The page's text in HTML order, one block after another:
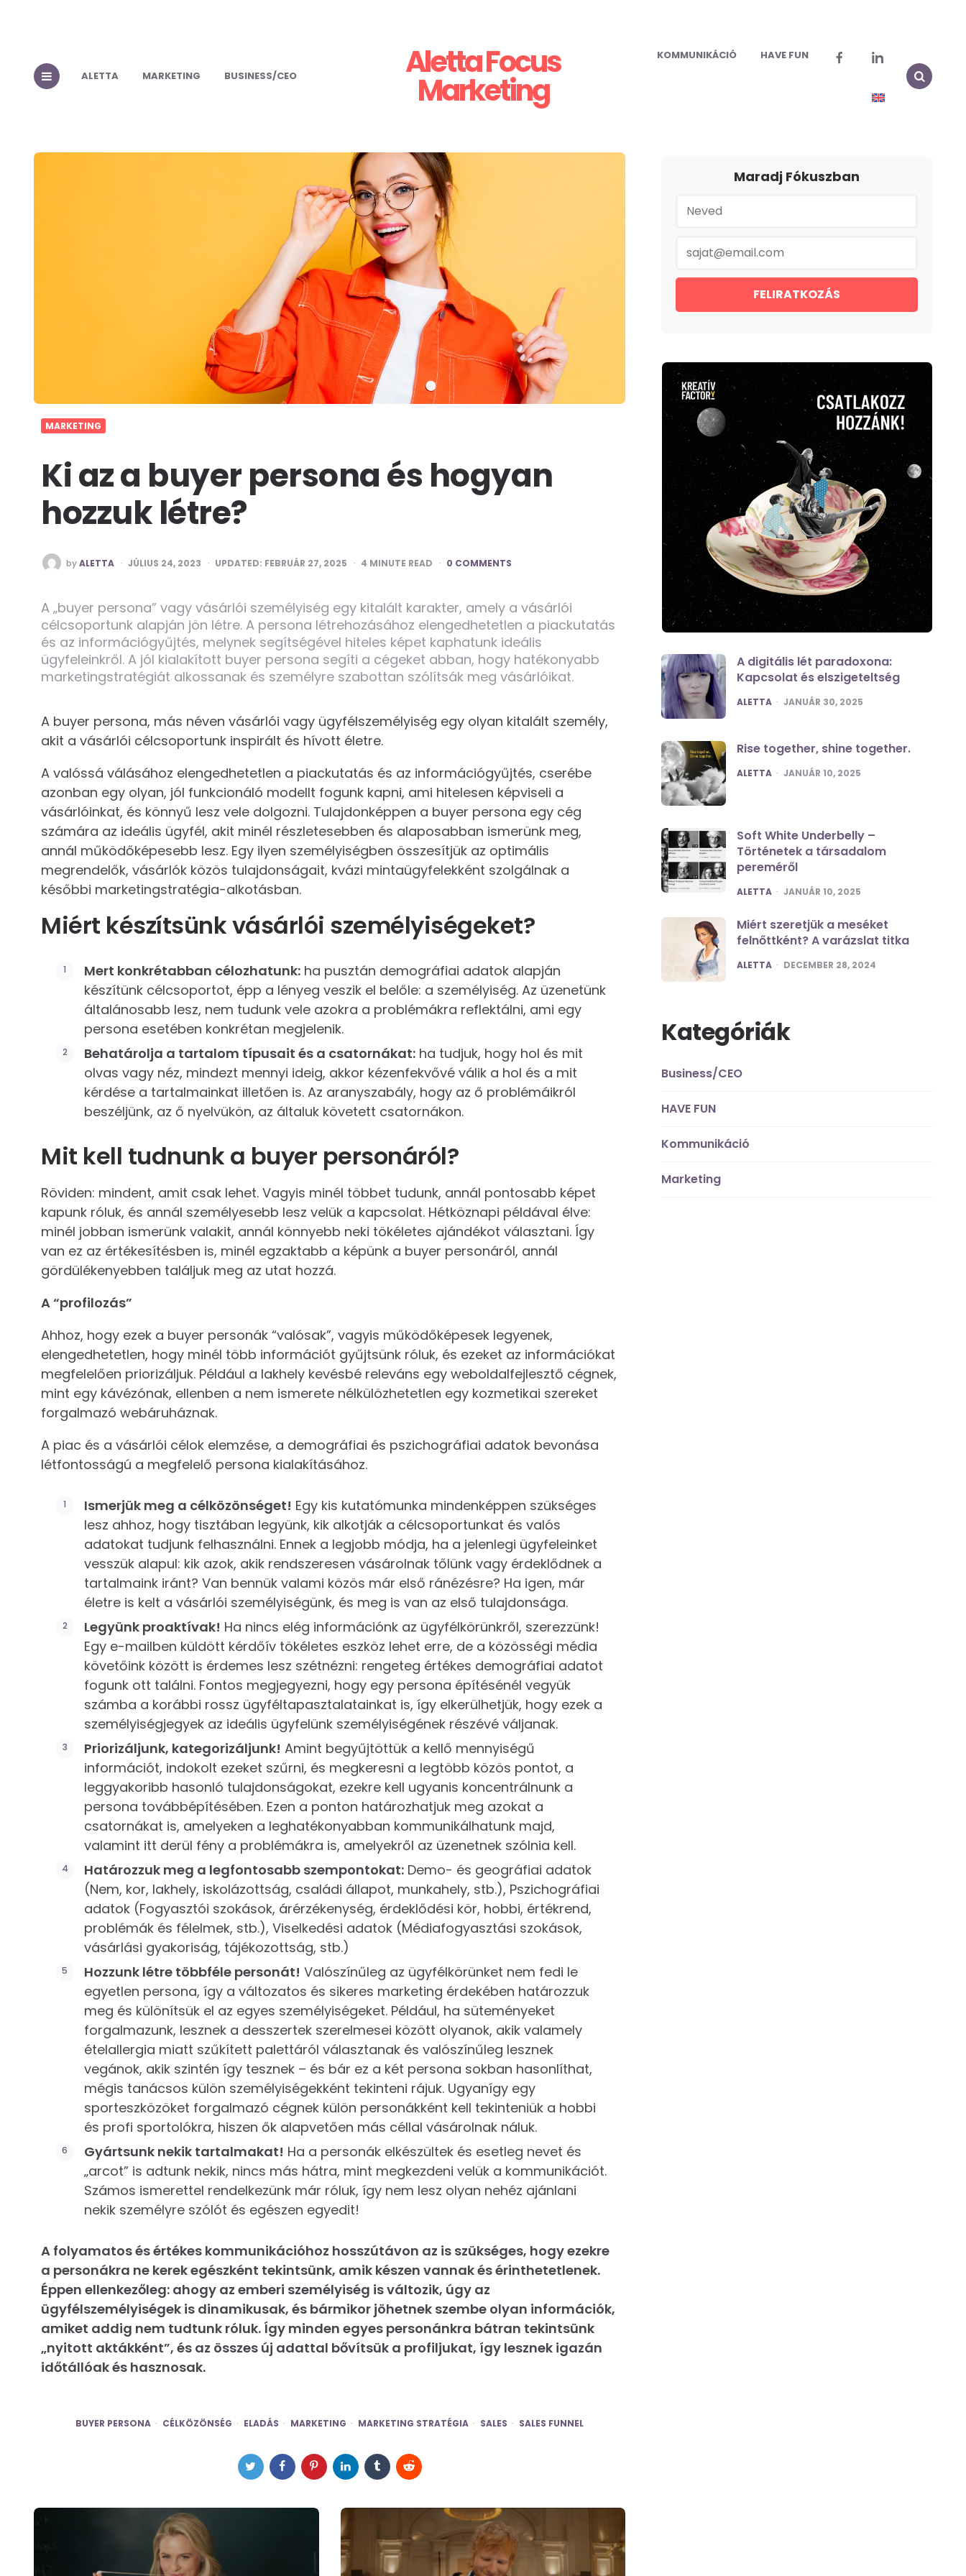
ALETTA MARKETING BUSINESS/CEO Aletta Focus
Marketing
KOMMUNIKÁCIÓ HAVE FUN
MARKETING
Ki az a buyer persona és hogyan
hozzuk létre?
POSTED
BY
byALETTA JÚLIUS 24, 2023 UPDATED: FEBRUÁR 27, 2025 4 MINUTE READ 0 COMMENTS
A „buyer persona” vagy vásárlói személyiség egy kitalált karakter, amely a vásárlói
célcsoportunk alapján jön létre. A persona létrehozásához elengedhetetlen a piackutatás
és az információgyűjtés, melynek segítségével hiteles képet kaphatunk ideális
ügyfeleinkről. A jól kialakított buyer persona segíti a cégeket abban, hogy hatékonyabb
marketingstratégiát alkossanak és személyre szabottan szólítsák meg vásárlóikat.
A buyer persona, más néven vásárlói vagy ügyfélszemélyiség egy olyan kitalált személy,
akit a vásárlói célcsoportunk inspirált és hívott életre.
A valóssá válásához elengedhetetlen a piackutatás és az információgyűjtés, cserébe
azonban egy olyan, jól funkcionáló modellt fogunk kapni, ami hitelesen képviseli a
vásárlóinkat, és könnyű lesz vele dolgozni. Tulajdonképpen a buyer persona egy cég
számára az ideális ügyfél, akit minél részletesebben és alaposabban ismerünk meg,
annál működőképesebb lesz. Egy ilyen személyiségben összesítjük az optimális
megrendelők, vásárlók közös tulajdonságait, kvázi mintaügyfelekként szolgálnak a
későbbi marketingstratégia-alkotásban.
Miért készítsünk vásárlói személyiségeket?
Mert konkrétabban célozhatunk: ha pusztán demográfiai adatok alapján
készítünk célcsoportot, épp a lényeg veszik el belőle: a személyiség. Az üzenetünk
általánosabb lesz, nem tudunk vele azokra a problémákra reflektálni, ami egy
persona esetében konkrétan megjelenik.
Behatárolja a tartalom típusait és a csatornákat: ha tudjuk, hogy hol és mit
olvas vagy néz, mindezt mennyi ideig, akkor kézenfekvővé válik a hol és a mit
kérdése a tartalmainkat illetően is. Az aranyszabály, hogy az ő problémáikról
beszéljünk, az ő nyelvükön, az általuk követett csatornákon.
Mit kell tudnunk a buyer personáról?
Röviden: mindent, amit csak lehet. Vagyis minél többet tudunk, annál pontosabb képet
kapunk róluk, és annál személyesebb lesz velük a kapcsolat. Hétköznapi példával élve:
minél jobban ismerünk valakit, annál könnyebb neki tökéletes ajándékot választani. Így
van ez az értékesítésben is, minél egzaktabb a képünk a buyer personáról, annál
gördülékenyebben találjuk meg az utat hozzá.
A “profilozás”
Ahhoz, hogy ezek a buyer personák “valósak”, vagyis működőképesek legyenek,
elengedhetetlen, hogy minél több információt gyűjtsünk róluk, és ezeket az információkat
megfelelően priorizáljuk. Például a lakhely kevésbé releváns egy weboldalfejlesztő cégnek,
mint egy kávézónak, ellenben a nem ismerete nélkülözhetetlen egy kozmetikai szereket
forgalmazó webáruháznak.
A piac és a vásárlói célok elemzése, a demográfiai és pszichográfiai adatok bevonása
létfontosságú a megfelelő persona kialakításához.
Ismerjük meg a célközönséget! Egy kis kutatómunka mindenképpen szükséges
lesz ahhoz, hogy tisztában legyünk, kik alkotják a célcsoportunkat és valós
adatokat tudjunk felhasználni. Ennek a legjobb módja, ha a jelenlegi ügyfeleinket
vesszük alapul: kik azok, akik rendszeresen vásárolnak tőlünk vagy érdeklődnek a
tartalmaink iránt? Van bennük valami közös már első ránézésre? Ha igen, már
életre is kelt a vásárlói személyiségünk, és meg is van az első tulajdonsága.
Legyünk proaktívak! Ha nincs elég információnk az ügyfélkörünkről, szerezzünk!
Egy e-mailben küldött kérdőív tökéletes eszköz lehet erre, de a közösségi média
követőink között is érdemes lesz szétnézni: rengeteg értékes demográfiai adatot
fogunk ott találni. Fontos megjegyezni, hogy egy persona építésénél vegyük
számba a korábbi rossz ügyféltapasztalatainkat is, így elkerülhetjük, hogy ezek a
személyiségjegyek az ideális ügyfelünk személyiségének részévé váljanak.
Priorizáljunk, kategorizáljunk! Amint begyűjtöttük a kellő mennyiségű
információt, indokolt ezeket szűrni, és megkeresni a legtöbb közös pontot, a
leggyakoribb hasonló tulajdonságokat, ezekre kell ugyanis koncentrálnunk a
persona továbbépítésében. Ezen a ponton határozhatjuk meg azokat a
csatornákat is, amelyeken a leghatékonyabban kommunikálhatunk majd,
valamint itt derül fény a problémákra is, amelyekről az üzenetnek szólnia kell.
Határozzuk meg a legfontosabb szempontokat: Demo- és geográfiai adatok
(Nem, kor, lakhely, iskolázottság, családi állapot, munkahely, stb.), Pszichográfiai
adatok (Fogyasztói szokások, árérzékenység, érdeklődési kör, hobbi, értékrend,
problémák és félelmek, stb.), Viselkedési adatok (Médiafogyasztási szokások,
vásárlási gyakoriság, tájékozottság, stb.)
Hozzunk létre többféle personát! Valószínűleg az ügyfélkörünket nem fedi le
egyetlen persona, így a változatos és sikeres marketing érdekében határozzuk
meg és különítsük el az egyes személyiségeket. Például, ha süteményeket
forgalmazunk, lesznek a desszertek szerelmesei között olyanok, akik valamely
ételallergia miatt szűkített palettáról választanak és valószínűleg lesznek
vegánok, akik szintén így tesznek – és bár ez a két persona sokban hasonlíthat,
mégis tanácsos külön személyiségekként tekinteni rájuk. Ugyanígy egy
sporteszközöket forgalmazó cégnek külön personákként kell tekinteniük a hobbi
és profi sportolókra, hiszen ők alapvetően más céllal vásárolnak náluk.
Gyártsunk nekik tartalmakat! Ha a personák elkészültek és esetleg nevet és
„arcot” is adtunk nekik, nincs más hátra, mint megkezdeni velük a kommunikációt.
Számos ismerettel rendelkezünk már róluk, így nem lesz olyan nehéz ajánlani
nekik személyre szólót és egészen egyedit!
A folyamatos és értékes kommunikációhoz hosszútávon az is szükséges, hogy ezekre
a personákra ne kerek egészként tekintsünk, amik készen vannak és érinthetetlenek.
Éppen ellenkezőleg: ahogy az emberi személyiség is változik, úgy az
ügyfélszemélyiségek is dinamikusak, és bármikor jöhetnek szembe olyan információk,
amiket addig nem tudtunk róluk. Így minden egyes personánkra bátran tekintsünk
„nyitott aktákként”, és az összes új adattal bővítsük a profiljukat, így lesznek igazán
időtállóak és hasznosak.
BUYER PERSONA CÉLKÖZÖNSÉG ELADÁS MARKETING MARKETING STRATÉGIA SALES SALES FUNNEL
Post
Maradj Fókuszban
A digitális lét paradoxona:
Kapcsolat és elszigeteltség
POSTED
ALETTA JANUÁR 30, 2025
Rise together, shine together.
POSTED
ALETTA JANUÁR 10, 2025
Soft White Underbelly –
Történetek a társadalom
pereméről
POSTED
ALETTA JANUÁR 10, 2025
Miért szeretjük a meséket
felnőttként? A varázslat titka
POSTED
ALETTA DECEMBER 28, 2024
Kategóriák
Business/CEO
HAVE FUN
Kommunikáció
Marketing